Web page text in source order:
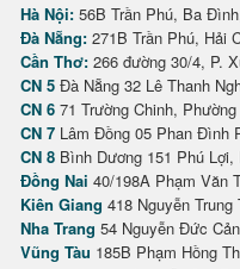
Hà Nội: 56B Trần Phú, Ba
Đà Nẵng: 271B Trần Phú, Hải
Cần Thơ: 266 đường 30/4, P.
CN 5 Đà Nẵng 32 Lê Thanh
CN 6 71 Trường Chinh,
CN 7 Lâm Đồng 05 Phan Đình
CN 8 Bình Dương 151 Phú
Đồng Nai 40/198A Phạm Văn
Kiên Giang 418 Nguyễn
Nha Trang 54 Nguyễn Đức
Vũng Tàu 185B Phạm Hồng